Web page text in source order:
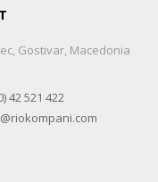
Gostivar, Macedonia
42 521 422